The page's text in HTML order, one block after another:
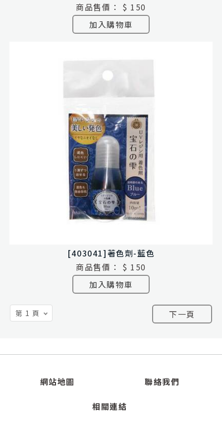
商品售價：
$ 150
加入購物車
[403041]著色劑-藍色
商品售價：
$ 150
加入購物車
下一頁
網站地圖 聯絡我們
相關連結